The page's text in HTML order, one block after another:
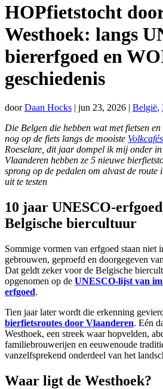
HOPfietstocht
Westhoek: langs
biererfgoed en
geschiedenis
doorDaan Hocks | jun 23, 2026 | België,
Die Belgen die hebben wat met fietsen
nog op de fiets langs de mooiste
Roeselare, dit jaar dompel ik mij onder
Vlaanderen hebben ze 5 nieuwe
sprong op de pedalen om alvast de route
uit te testen
10 jaar UNESCO-
Belgische biercultuur
Sommige vormen van erfgoed staan niet
gebrouwen, geproefd en doorgegeven
Dat geldt zeker voor de Belgische
opgenomen op de UNESCO-lijst van
erfgoed.
Tien jaar later wordt die erkenning
bierfietsroutes door Vlaanderen. Eén
Westhoek, een streek waar hopvelden,
familiebrouwerijen en eeuwenoude
vanzelfsprekend onderdeel van het
Waar ligt de Westhoek?